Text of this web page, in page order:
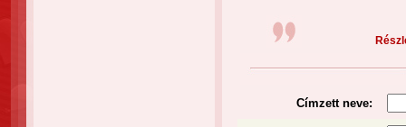
Címzett neve: